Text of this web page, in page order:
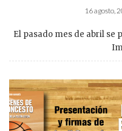
16 agosto,
El pasado mes de abril se